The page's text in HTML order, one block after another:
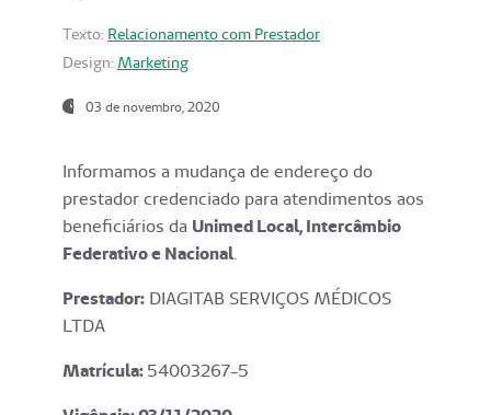
Texto: Relacionamento com Prestador
Design: Marketing
03 de novembro, 2020
Informamos a mudança de endereço do
prestador credenciado para atendimentos aos
beneficiários da Unimed Local, Intercâmbio
Federativo e Nacional.
Prestador: DIAGITAB SERVIÇOS MÉDICOS
LTDA
Matrícula:54003267-5